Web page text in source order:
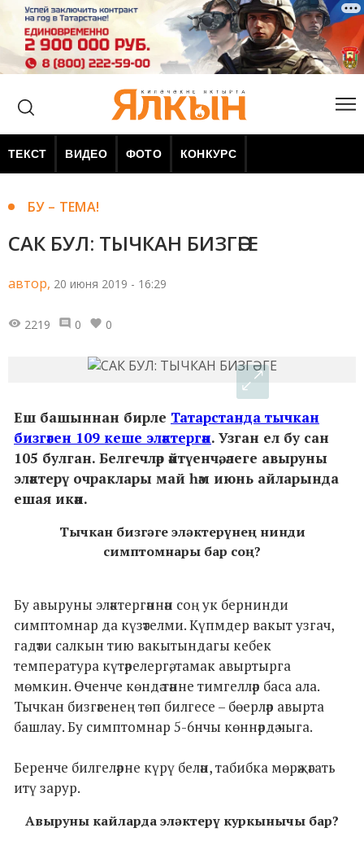
ТЕКСТ ВИДЕО ФОТО КОНКУРС
БУ – ТЕМА!
САК БУЛ: ТЫЧКАН БИЗГӘГЕ
автор, 20 июня 2019 - 16:29
2219 0 0
Еш башыннан бирле Татарстанда тычкан
бизгәген 109 кеше эләктергән. Узган ел бу сан
105 булган. Белгечләр әйтүенчә, әлеге авыруны
эләктерү очраклары май һәм июнь айларында
ешая икән.
Тычкан бизгәге эләктерүнең нинди
симптомнары бар соң?
Бу авыруны эләктергәннән соң ук бернинди
симптомнар да күзәтелми. Күпмдер вакыт узгач,
гадәти салкын тию вакытындагы кебек
температура күтәрелергә, тамак авыртырга
мөмкин. Өченче көндә тәнне тимгелләр баса ала.
Тычкан бизгәгенең төп билгесе – бөерләр авырта
башлау. Бу симптомнар 5-6нчы көннәрдә чыга.
Беренче билгеләрне күрү белән, табибка мөрәҗәгать
итү зарур.
Авыруны кайларда эләктерү куркынычы бар?